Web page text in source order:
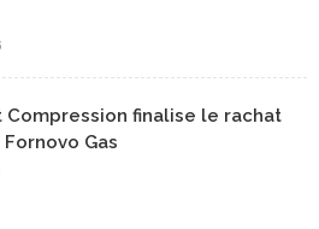
Compression finalise le rachat
Gas